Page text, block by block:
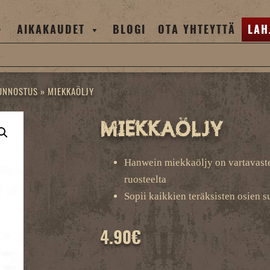
AIKAKAUDET BLOGI OTA YHTEYTTÄ
» MIEKKAÖLJY
Miekkaöljy
Hanwein miekkaöljy on
ruosteelta
Sopii kaikkien teräksisten osien
4.90€